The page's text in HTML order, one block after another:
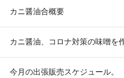
カニ醤油合概要
カニ醤油、コロナ対策の味噌を
今月の出張販売スケジュール。